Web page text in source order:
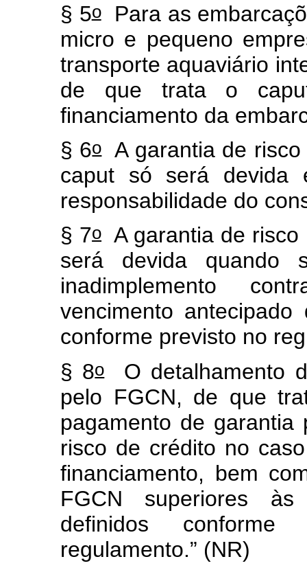
§ 5oPara as
micro e pequeno
transporte aquaviário
de que trata o
financiamento da
§ 6oA garantia de risco
caput só será devida
responsabilidade do
§ 7o A garantia de
será devida quando
inadimplemento
vencimento
conforme previsto no
§ 8oO detalhamento
pelo FGCN, de que
pagamento de
risco de crédito no
financiamento, bem
FGCN superiores
definidos
regulamento.” (NR)